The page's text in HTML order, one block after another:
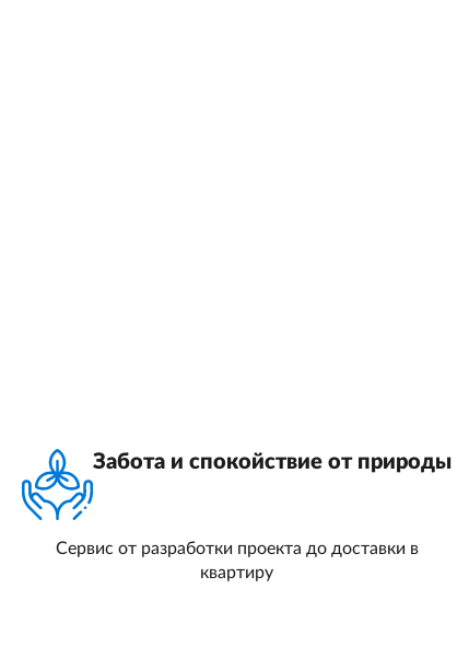
Забота и спокойствие от природы
Сервис от разработки проекта до доставки в
квартиру